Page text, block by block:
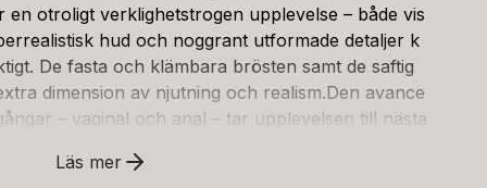
otroligt verklighetstrogen upplevelse – både vis
hud och noggrant utformade detaljer k
De fasta och klämbara brösten samt de saftig
dimension av njutning och realism.Den avance
– vaginal och anal – tar upplevelsen till nästa
och färgsatt för en autentisk look och känsla. Til
Läs mer